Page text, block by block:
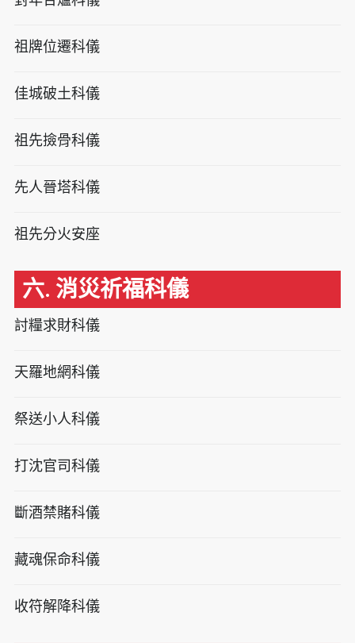
祖牌位遷科儀
佳城破土科儀
祖先撿骨科儀
先人晉塔科儀
祖先分火安座
六. 消災祈福科儀
討糧求財科儀
天羅地網科儀
祭送小人科儀
打沈官司科儀
斷酒禁賭科儀
藏魂保命科儀
收符解降科儀